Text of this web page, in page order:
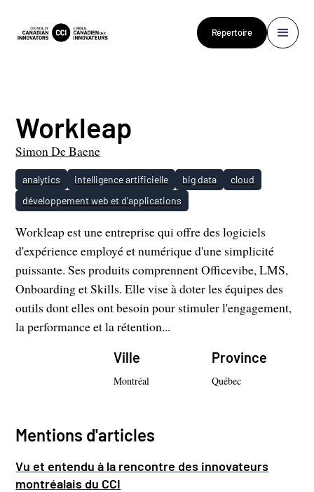
Répertoire
Workleap
Simon De Baene
analytics intelligence artificielle big data
cloud
développement web et d'applications
Workleap est une entreprise qui offre des logiciels
d'expérience employé et numérique d'une simplicité
puissante. Ses produits comprennent Officevibe, LMS,
Onboarding et Skills. Elle vise à doter les équipes des
outils dont elles ont besoin pour stimuler l'engagement,
la performance et la rétention...
Ville
Montréal
Province
Québec
Mentions d'articles
Vu et entendu à la rencontre des innovateurs
montréalais du CCI